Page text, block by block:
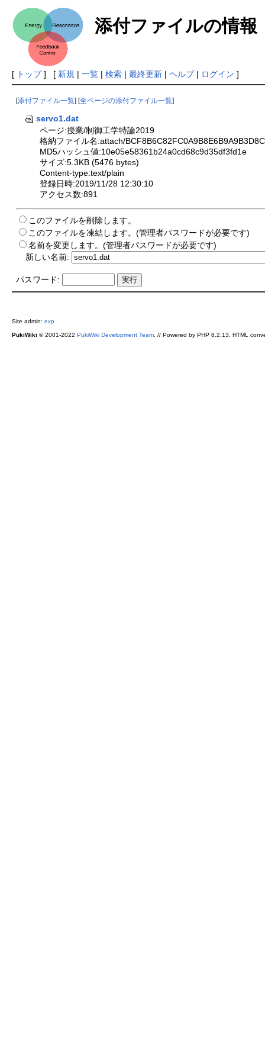
添付ファイルの情報
[ トップ] [ 新規 | 一覧| 検索| 最終更新| ヘルプ| ログイン ]
[添付ファイル一覧] [全ページの添付ファイル一覧]
servo1.dat
ページ:授業/制御工学特論2019
格納ファイル名:attach/
MD5ハッシュ値:10e05e58361b24a0cd68c9d35df3fd1e
サイズ:5.3KB (5476 bytes)
Content-type:text/plain
登録日時:2019/11/28 12:30:10
アクセス数:891
このファイルを削除します。
このファイルを凍結します。(管理者パスワードが必要です)
名前を変更します。(管理者パスワードが必要です)
新しい名前:
パスワード:
Site admin: exp
PukiWiki © 2001-2022 PukiWiki Development Team. // Powered by PHP 8.2.13. HTML